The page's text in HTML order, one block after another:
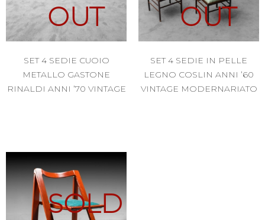
OUT
SET 4 SEDIE CUOIO
METALLO GASTONE
RINALDI ANNI ’70 VINTAGE
OUT
SET 4 SEDIE IN PELLE
LEGNO COSLIN ANNI ’60
VINTAGE MODERNARIATO
SOLD